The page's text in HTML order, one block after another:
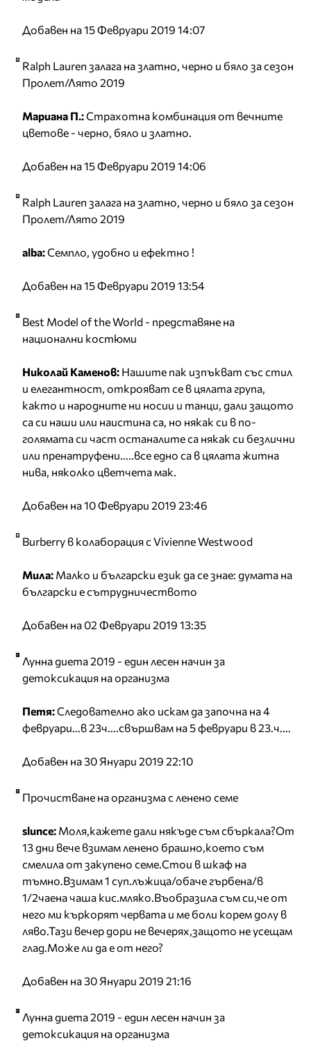
Добавен на 15 Февруари 2019 14:07
Ralph Lauren залага на златно, черно и бяло за сезон
Пролет/Лято 2019
Мариана П.:Страхотна комбинация от вечните
цветове - черно, бяло и златно.
Добавен на 15 Февруари 2019 14:06
Ralph Lauren залага на златно, черно и бяло за сезон
Пролет/Лято 2019
alba:Семпло, удобно и ефектно !
Добавен на 15 Февруари 2019 13:54
Best Model of the World - представяне на
национални костюми
Николай Каменов: Нашите пак изпъкват със стил
и елегантност, открояват се в цялата група,
както и народните ни носии и танци, дали защото
са си наши или наистина са, но някак си в по-
голямата си част останалите са някак си безлични
или пренатруфени.....все едно са в цялата житна
нива, няколко цветчета мак.
Добавен на 10 Февруари 2019 23:46
Burberry в колаборация с Vivienne Westwood
Мила: Малко и български език да се знае: думата на
български е сътрудничеството
Добавен на 02 Февруари 2019 13:35
Лунна диета 2019 - един лесен начин за
детоксикация на организма
Петя:Следователно ако искам да започна на 4
февруари...в 23ч....свършвам на 5 февруари в 23.ч....
Добавен на 30 Януари 2019 22:10
Прочистване на организма с ленено семе
slunce: Моля,кажете дали някъде съм сбъркала?От
13 дни вече взимам ленено брашно,което съм
смелила от закупено семе.Стои в шкаф на
тъмно.Взимам 1 суп.лъжица/обаче гърбена/в
1/2чаена чаша кис.мляко.Въобразила съм си,че от
него ми къркорят червата и ме боли корем долу в
ляво.Тази вечер дори не вечерях,защото не усещам
глад.Може ли да е от него?
Добавен на 30 Януари 2019 21:16
Лунна диета 2019 - един лесен начин за
детоксикация на организма